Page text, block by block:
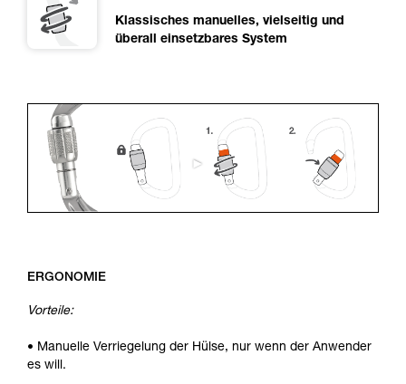
Klassisches manuelles, vielseitig und
überall einsetzbares System
ERGONOMIE
Vorteile:
• Manuelle Verriegelung der Hülse, nur wenn der Anwender
es will.